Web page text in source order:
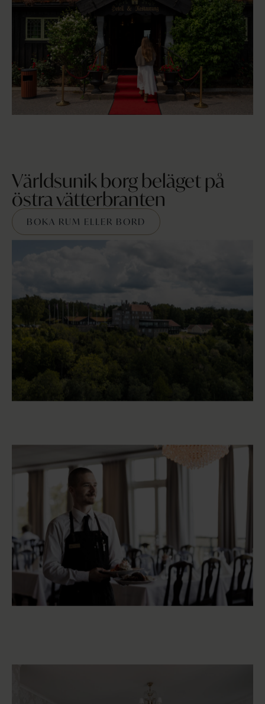
Världsunik borg beläget på
östra vätterbranten
BOKA RUM ELLER BORD